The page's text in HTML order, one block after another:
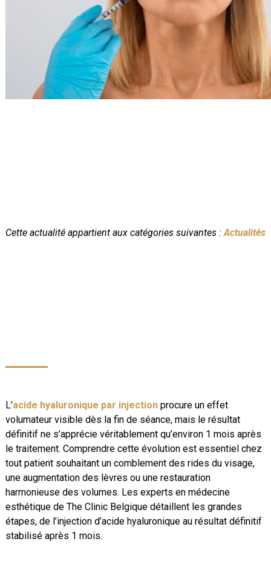
Cette actualité appartient aux catégories suivantes : Actualités
L’acide hyaluronique par injectionprocure un effet
volumateur visible dès la fin de séance, mais le résultat
définitif ne s’apprécie véritablement qu’environ 1 mois après
le traitement. Comprendre cette évolution est essentiel chez
tout patient souhaitant un comblement des rides du visage,
une augmentation des lèvres ou une restauration
harmonieuse des volumes. Les experts en médecine
esthétique de The Clinic Belgique détaillent les grandes
étapes, de l’injection d’acide hyaluronique au résultat définitif
stabilisé après 1 mois.